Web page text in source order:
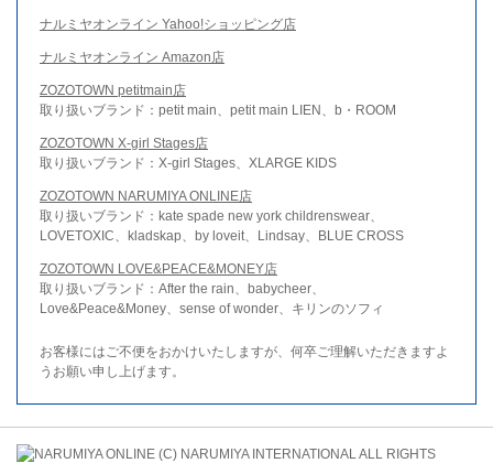
ナルミヤオンライン Yahoo!ショッピング店
ナルミヤオンライン Amazon店
ZOZOTOWN petitmain店
取り扱いブランド：petit main、petit main LIEN、b・ROOM
ZOZOTOWN X-girl Stages店
取り扱いブランド：X-girl Stages、XLARGE KIDS
ZOZOTOWN NARUMIYA ONLINE店
取り扱いブランド：kate spade new york childrenswear、
LOVETOXIC、kladskap、by loveit、Lindsay、BLUE CROSS
ZOZOTOWN LOVE&PEACE&MONEY店
取り扱いブランド：After the rain、babycheer、
Love&Peace&Money、sense of wonder、キリンのソフィ
お客様にはご不便をおかけいたしますが、何卒ご理解いただきますよ
うお願い申し上げます。